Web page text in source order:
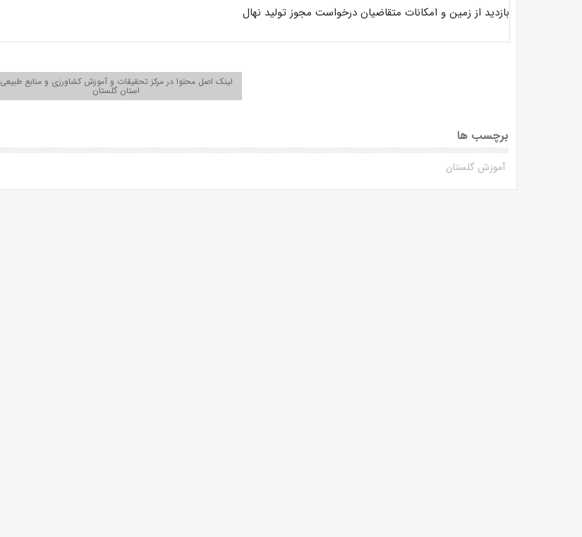
بازدید از زمین و امکانات متقاضیان درخواست مجوز تولید نهال
لینک اصل محتوا در مرکز تحقیقات و آموزش کشاورزی و منابع طبیعی
استان گلستان
برچسب ها
آموزش گلستان